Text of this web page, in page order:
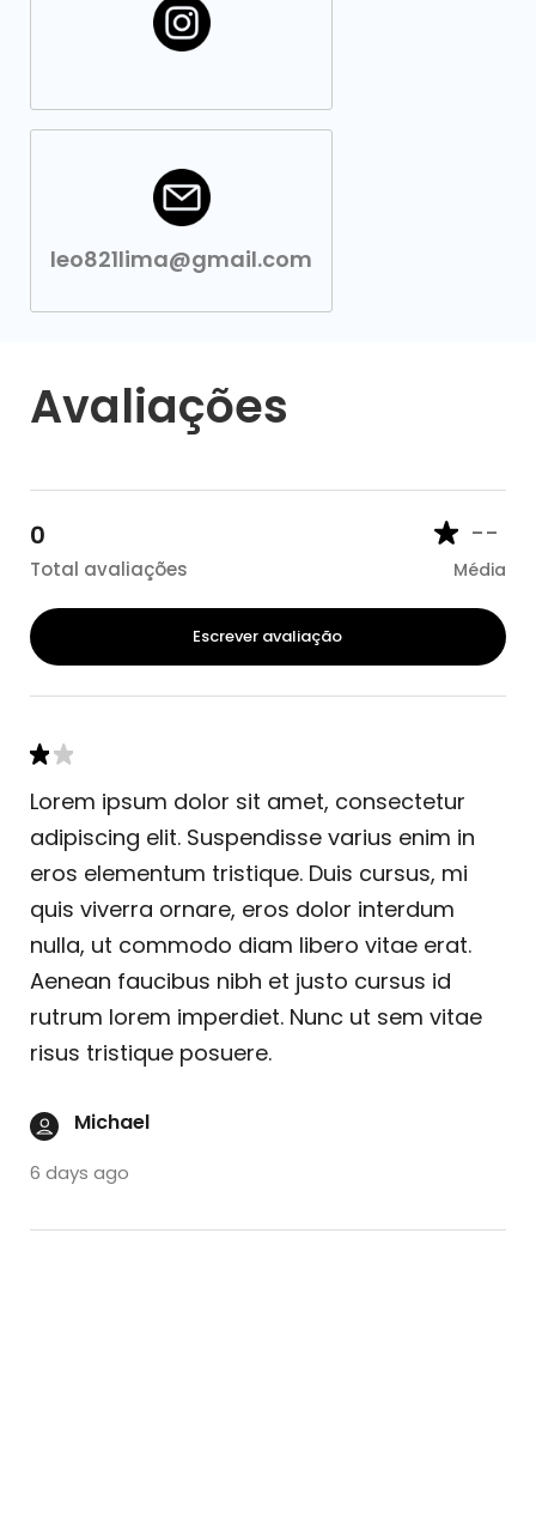
leo821lima@gmail.com
Avaliações
0
Total avaliações
--
Média
Escrever avaliação
Lorem ipsum dolor sit amet, consectetur
adipiscing elit. Suspendisse varius enim in
eros elementum tristique. Duis cursus, mi
quis viverra ornare, eros dolor interdum
nulla, ut commodo diam libero vitae erat.
Aenean faucibus nibh et justo cursus id
rutrum lorem imperdiet. Nunc ut sem vitae
risus tristique posuere.
Michael
6 days ago